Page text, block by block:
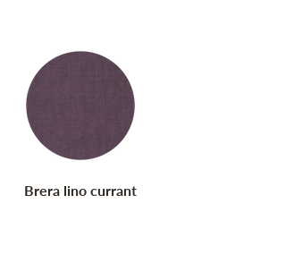
Brera lino currant